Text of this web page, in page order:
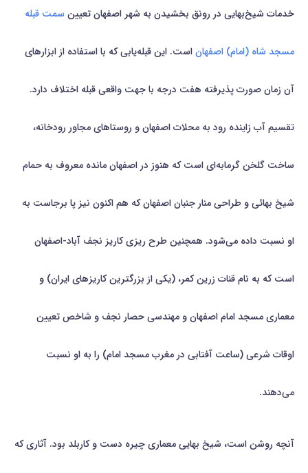
خدمات شیخ‌بهایی در رونق بخشیدن به شهر اصفهان تعیین سمت قبله
مسجد شاه (امام) اصفهاناست. این قبله‌یابی که با استفاده از ابزارهای
آن زمان صورت پذیرفته هفت درجه با جهت واقعی قبله اختلاف دارد.
تقسیم آب زاینده رود به محلات اصفهان و روستاهای مجاور رودخانه،
ساخت گلخن گرمابه‌ای است که هنوز در اصفهان مانده معروف به حمام
شیخ بهائی و طراحی منار جنبان اصفهان که هم اکنون نیز پا برجاست به
او نسبت داده می‌شود. همچنین طرح ریزی کاریز نجف آباد-اصفهان
است که به نام قنات زرین کمر، (یکی از بزرگترین کاریزهای ایران) و
معماری مسجد امام اصفهان و مهندسی حصار نجف و شاخص تعیین
اوقات شرعی (ساعت آفتابی در مغرب مسجد امام) را به او نسبت
می‌دهند.
آنچه روشن است، شیخ بهایی معماری چیره دست و کاربلد بود. آثاری که